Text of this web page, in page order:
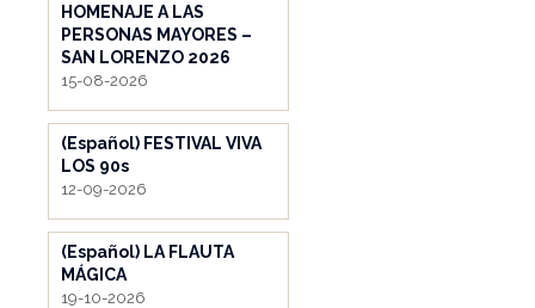
HOMENAJE A LAS
PERSONAS MAYORES –
SAN LORENZO 2026
15-08-2026
(Español) FESTIVAL VIVA
LOS 90s
12-09-2026
(Español) LA FLAUTA
MÁGICA
19-10-2026